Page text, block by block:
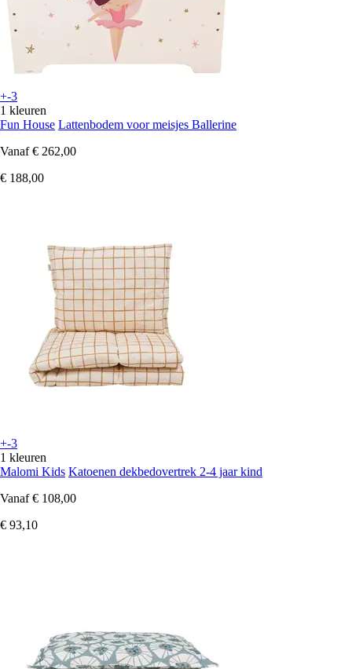
+-3
1 kleuren
Fun House Lattenbodem voor meisjes Ballerine
Vanaf € 262,00
€ 188,00
+-3
1 kleuren
Malomi Kids Katoenen dekbedovertrek 2-4 jaar kind
Vanaf € 108,00
€ 93,10